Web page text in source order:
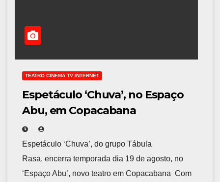
TEATRO CINEMA TV INTERNET
Espetáculo ‘Chuva’, no Espaço
Abu, em Copacabana
Espetáculo ‘Chuva’, do grupo Tábula
Rasa, encerra temporada dia 19 de agosto, no
‘Espaço Abu’, novo teatro em Copacabana Com